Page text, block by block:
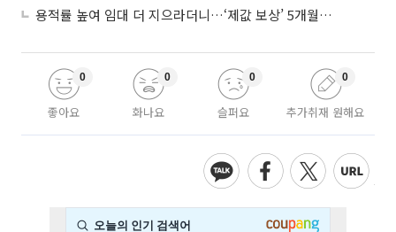
용적률 높여 임대 더 지으라더니…‘제값 보상’ 5개월째 국회에 발목
좋아요
0
화나요
0
슬퍼요
0
추가취재 원해요
0